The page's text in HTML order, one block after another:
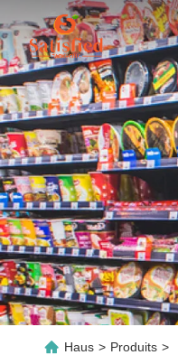
Haus > Produits >